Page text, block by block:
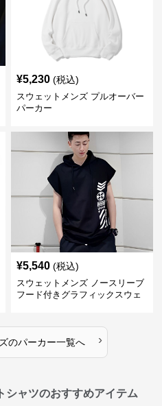
¥5,230 (税込)
スウェットメンズ プルオーバー
パーカー
¥5,540 (税込)
スウェットメンズ ノースリーブ
フード付きグラフィックスウェ
のパーカー一覧へ ›
シャツのおすすめアイテム